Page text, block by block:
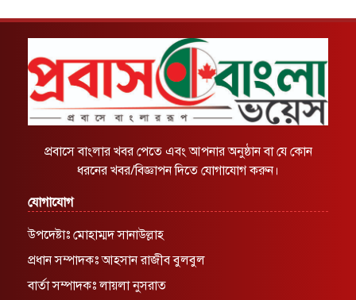
প্রবাসে বাংলার খবর পেতে এবং আপনার অনুষ্ঠান বা যে কোন
ধরনের খবর/বিজ্ঞাপন দিতে যোগাযোগ করুন।
যোগাযোগ
উপদেষ্টাঃ মোহাম্মদ সানাউল্লাহ
প্রধান সম্পাদকঃ আহসান রাজীব বুলবুল
বার্তা সম্পাদকঃ লায়লা নুসরাত